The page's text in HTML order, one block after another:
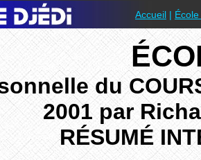
Accueil |
du
2001 par
RÉSUMÉ